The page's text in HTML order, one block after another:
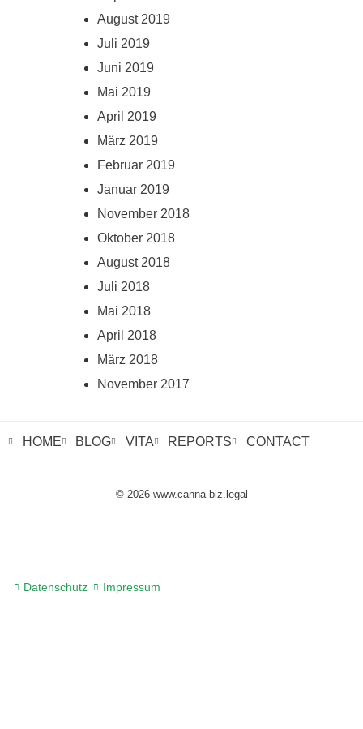
August 2019
Juli 2019
Juni 2019
Mai 2019
April 2019
März 2019
Februar 2019
Januar 2019
November 2018
Oktober 2018
August 2018
Juli 2018
Mai 2018
April 2018
März 2018
November 2017
HOME BLOG VITA REPORTS CONTACT
© 2026 www.canna-biz.legal
Datenschutz Impressum